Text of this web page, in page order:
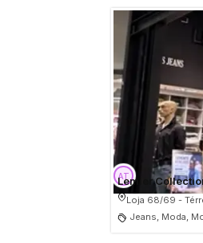
Lemier
Loja 68/69 -
Jeans, Moda,